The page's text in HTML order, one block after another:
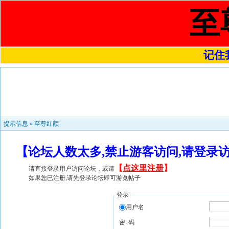
至
记住
提示信息 » 至尊红颜
【论坛人数太多,禁止游客访问,请登
请直接登录用户访问论坛，或请 【 点这里注册】
如果您已注册,请先登录论坛即可游览帖子
登录
用户名
密 码